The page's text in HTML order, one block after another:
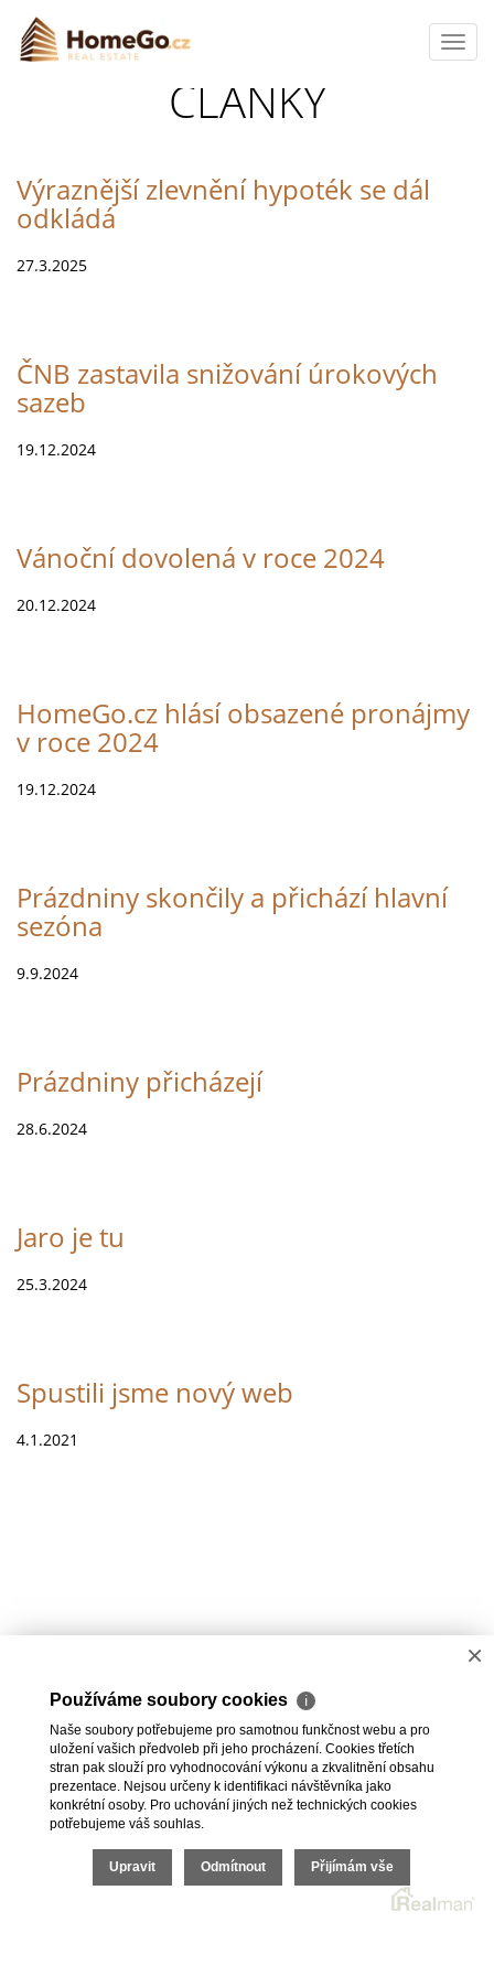
ČLÁNKY
Výraznější zlevnění hypoték se dál
odkládá
27.3.2025
ČNB zastavila snižování úrokových
sazeb
19.12.2024
Vánoční dovolená v roce 2024
20.12.2024
HomeGo.cz hlásí obsazené pronájmy
v roce 2024
19.12.2024
Prázdniny skončily a přichází hlavní
sezóna
9.9.2024
Prázdniny přicházejí
28.6.2024
Jaro je tu
25.3.2024
Spustili jsme nový web
4.1.2021
2026 © HomeGo.cz, všechna práva vyhrazena |Cookies
Realitní SWRealman
×
Používáme soubory cookies ℹ
Naše soubory potřebujeme pro samotnou funkčnost webu a pro
uložení vašich předvoleb při jeho procházení. Cookies třetích
stran pak slouží pro vyhodnocování výkonu a zkvalitnění obsahu
prezentace. Nejsou určeny k identifikaci návštěvníka jako
konkrétní osoby. Pro uchování jiných než technických cookies
potřebujeme váš souhlas.
Upravit Odmítnout Přijímám vše